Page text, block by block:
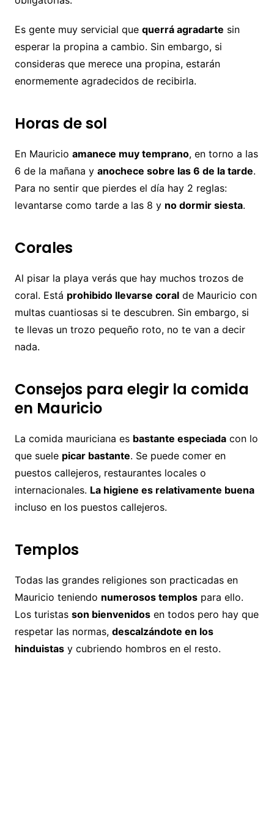
Es gente muy servicial que querrá agradarte sin
esperar la propina a cambio. Sin embargo, si
consideras que merece una propina, estarán
enormemente agradecidos de recibirla.
Horas de sol
En Mauricio amanece muy temprano, en torno a las
6 de la mañana y anochece sobre las 6 de la tarde.
Para no sentir que pierdes el día hay 2 reglas:
levantarse como tarde a las 8 y no dormir siesta.
Corales
Al pisar la playa verás que hay muchos trozos de
coral. Está prohibido llevarse coralde Mauricio con
multas cuantiosas si te descubren. Sin embargo, si
te llevas un trozo pequeño roto, no te van a decir
nada.
Consejos para elegir la comida
en Mauricio
La comida mauriciana es bastante especiadacon lo
que suele picar bastante. Se puede comer en
puestos callejeros, restaurantes locales o
internacionales. La higiene es relativamente buena
incluso en los puestos callejeros.
Templos
Todas las grandes religiones son practicadas en
Mauricio teniendo numerosos templospara ello.
Los turistas son bienvenidosen todos pero hay que
respetar las normas, descalzándote en los
hinduistasy cubriendo hombros en el resto.